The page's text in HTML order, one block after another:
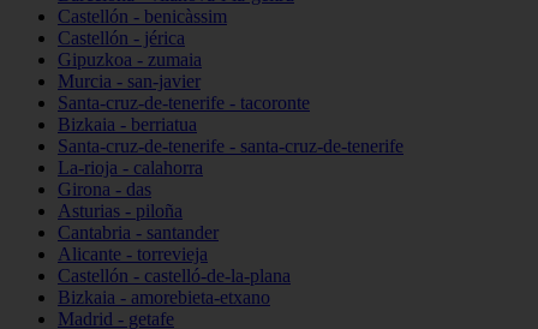
Castellón - benicàssim
Castellón - jérica
Gipuzkoa - zumaia
Murcia - san-javier
Santa-cruz-de-tenerife - tacoronte
Bizkaia - berriatua
Santa-cruz-de-tenerife - santa-cruz-de-tenerife
La-rioja - calahorra
Girona - das
Asturias - piloña
Cantabria - santander
Alicante - torrevieja
Castellón - castelló-de-la-plana
Bizkaia - amorebieta-etxano
Madrid - getafe